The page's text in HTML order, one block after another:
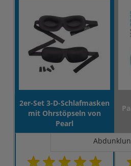
2er-Set 3-D-Schlafmasken
mit Ohrstöpseln von
Pearl